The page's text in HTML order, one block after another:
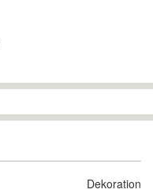
Dekoration